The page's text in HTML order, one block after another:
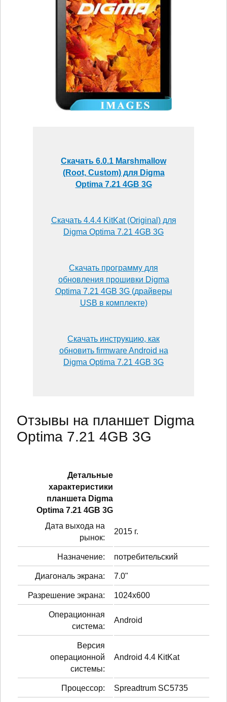
Скачать 6.0.1 Marshmallow
(Root, Custom) для Digma
Optima 7.21 4GB 3G
Скачать 4.4.4 KitKat (Original) для
Digma Optima 7.21 4GB 3G
Скачать программу для
обновления прошивки Digma
Optima 7.21 4GB 3G (драйверы
USB в комплекте)
Скачать инструкцию, как
обновить firmware Android на
Digma Optima 7.21 4GB 3G
Отзывы на планшет Digma
Optima 7.21 4GB 3G
Детальные
характеристики
планшетa Digma
Optima 7.21 4GB 3G
Дата выхода на
рынок:
2015 г.
Назначение: потребительский
Диагональ экрана: 7.0"
Разрешение экрана: 1024x600
Операционная
система:
Android
Версия
операционной
системы:
Android 4.4 KitKat
Процессор: Spreadtrum SC5735